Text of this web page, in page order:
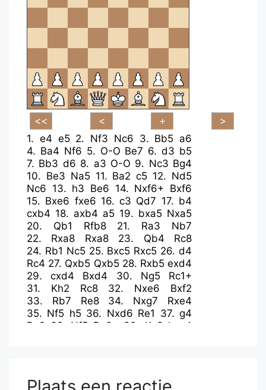
1. e4 e5 2. Nf3 Nc6 3. Bb5 a6
4. Ba4 Nf6 5. O-O Be7 6.d3 b5
7. Bb3 d6 8. a3 O-O 9. Nc3 Bg4
10. Be3 Na5 11. Ba2 c5 12. Nd5
Nc6 13. h3 Be6 14. Nxf6+ Bxf6
15. Bxe6 fxe6 16.c3 Qd7 17. b4
cxb4 18. axb4 a5 19. bxa5 Nxa5
20. Qb1 Rfb8 21. Ra3
Nb7
22. Rxa8 Rxa8 23. Qb4
Rc8
24. Rb1 Nc5 25. Bxc5 Rxc5 26.d4
Rc4 27. Qxb5 Qxb5 28. Rxb5 exd4
29.cxd4 Bxd4 30. Ng5
Rc1+
31. Kh2 Rc8 32. Nxe6
Bxf2
33. Rb7 Re8 34. Nxg7
Rxe4
35. Nf5 h5 36. Nxd6 Re1 37.g4
Re2
38. Nf5 Be3+ 39. Kg3 hxg4